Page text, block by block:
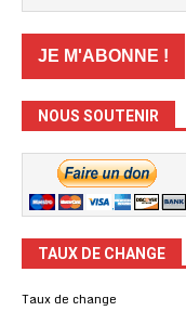
NOUS SOUTENIR
TAUX DE CHANGE
Taux de change